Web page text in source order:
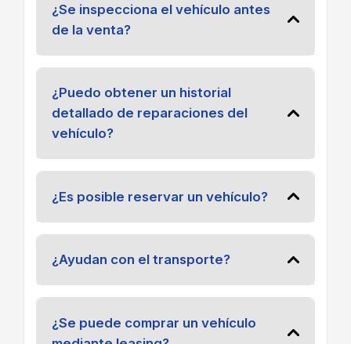
¿Se inspecciona el vehículo antes
de la venta?
¿Puedo obtener un historial
detallado de reparaciones del
vehículo?
¿Es posible reservar un vehículo?
¿Ayudan con el transporte?
¿Se puede comprar un vehículo